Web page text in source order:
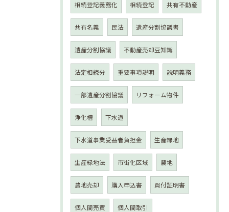
相続登記義務化 相続登記 共有不動産
共有名義 民法 遺産分割協議書
遺産分割協議 不動産売却豆知識
法定相続分 重要事項説明 説明義務
一部遺産分割協議 リフォーム物件
浄化槽 下水道
下水道事業受益者負担金 生産緑地
生産緑地法 市街化区域 農地
農地売却 購入申込書 買付証明書
個人間売買 個人間取引